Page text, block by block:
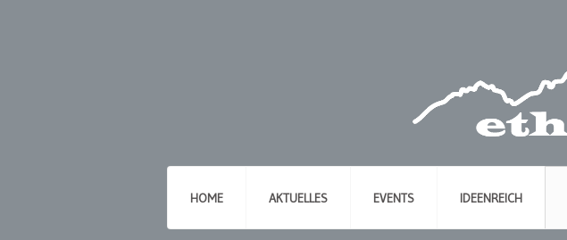
HOME AKTUELLES EVENTS IDEENREICH